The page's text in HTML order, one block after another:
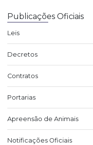
Publicações Oficiais
Leis
Decretos
Contratos
Portarias
Apreensão de Animais
Notificações Oficiais